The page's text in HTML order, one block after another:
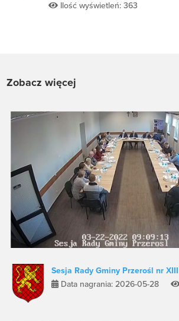
Ilość wyświetleń: 363
Zobacz więcej
Sesja Rady Gminy Przerośl nr XIII
Data nagrania: 2026-05-28